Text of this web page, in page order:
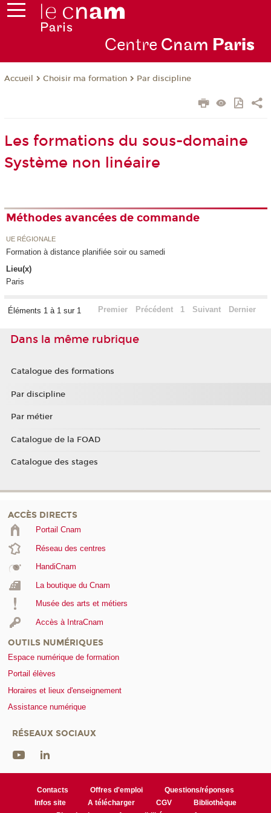
Centre Cnam Paris
Accueil Choisir ma formation Par discipline
Les formations du sous-domaine
Système non linéaire
Méthodes avancées de commande
UE RÉGIONALE
Formation à distance planifiée soir ou samedi
Lieu(x)
Paris
Éléments 1 à 1 sur 1 Premier Précédent 1 Suivant Dernier
Dans la même rubrique
Catalogue des formations
Par discipline
Par métier
Catalogue de la FOAD
Catalogue des stages
ACCÈS DIRECTS
Portail Cnam
Réseau des centres
HandiCnam
La boutique du Cnam
Musée des arts et métiers
Accès à IntraCnam
OUTILS NUMÉRIQUES
Espace numérique de formation
Portail élèves
Horaires et lieux d'enseignement
Assistance numérique
RÉSEAUX SOCIAUX
Contacts Offres d'emploi
Questions/réponses
Infos site
A télécharger CGV
Bibliothèque